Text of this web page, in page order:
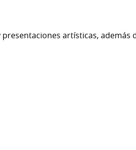
artísticas, además